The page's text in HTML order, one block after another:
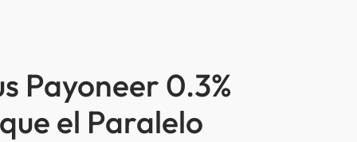
Payoneer 0.3%
el Paralelo